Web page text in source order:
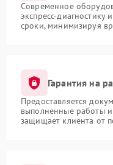
Современное
экспресс-диагностику
сроки, минимизируя
Гарантия на
Предоставляется
выполненные работы и
защищает клиента от